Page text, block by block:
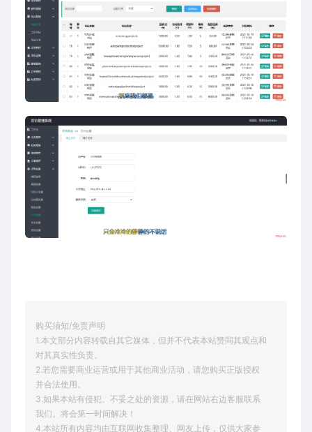
购买须知/免责声明
1.本文部分内容转载自其它媒体，但并不代表本站赞同其观点和
对其真实性负责。
2.若您需要商业运营或用于其他商业活动，请您购买正版授权
并合法使用。
3.如果本站有侵犯、不妥之处的资源，请在网站右边客服联系
我们。将会第一时间解决！
4.本站所有内容均由互联网收集整理、网友上传，仅供大家参